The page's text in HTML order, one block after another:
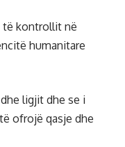
të kontrollit në
humanitare
ligjit dhe se i
ofrojë qasje dhe